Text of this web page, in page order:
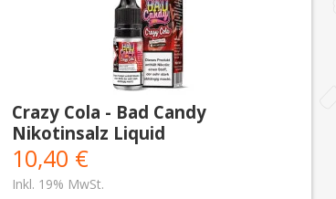
Crazy Cola - Bad Candy
Nikotinsalz Liquid
10,40 €
Inkl. 19% MwSt.